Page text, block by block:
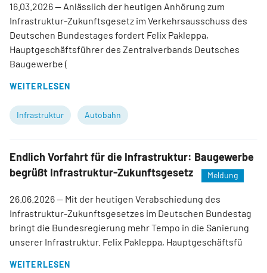
16.03.2026— Anlässlich der heutigen Anhörung zum
Infrastruktur-Zukunftsgesetz im Verkehrsausschuss des
Deutschen Bundestages fordert Felix Pakleppa,
Hauptgeschäftsführer des Zentralverbands Deutsches
Baugewerbe (
WEITERLESEN
Infrastruktur Autobahn
Endlich Vorfahrt für die Infrastruktur: Baugewerbe
begrüßt Infrastruktur-Zukunftsgesetz
Meldung
26.06.2026— Mit der heutigen Verabschiedung des
Infrastruktur-Zukunftsgesetzes im Deutschen Bundestag
bringt die Bundesregierung mehr Tempo in die Sanierung
unserer Infrastruktur. Felix Pakleppa, Hauptgeschäftsfü
WEITERLESEN